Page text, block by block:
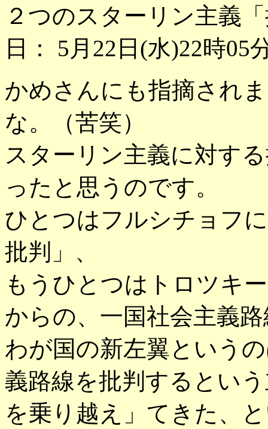
２つのスターリン主
日： 5月22日(水)22時05
かめさんにも指摘され
な。（苦笑）
スターリン主義に対す
ったと思うのです。
ひとつはフルシチョフ
批判」、
もうひとつはトロツキ
からの、一国社会主義
わが国の新左翼という
義路線を批判するとい
を乗り越え」てきた、